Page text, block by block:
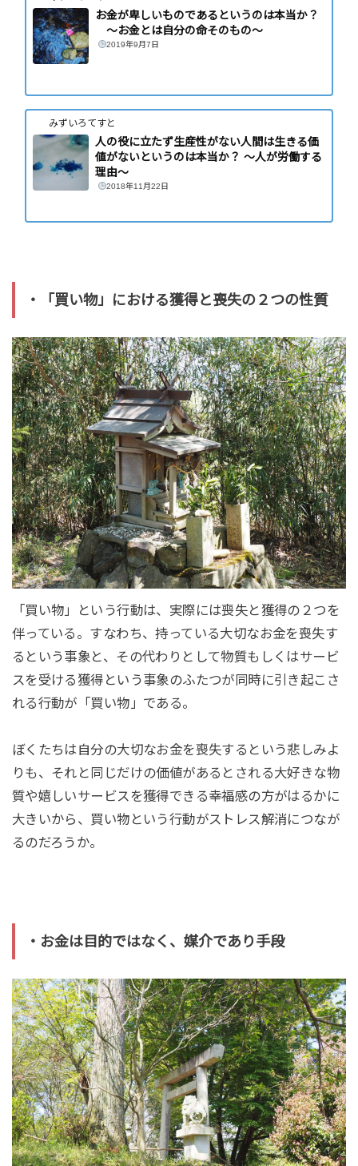
お金が卑しいものであるというのは本当か？
〜お金とは自分の命そのもの〜
2019年9月7日
みずいろてすと
人の役に立たず生産性がない人間は生きる価
値がないというのは本当か？ 〜人が労働する
理由〜
2018年11月22日
・「買い物」における獲得と喪失の２つの性質
「買い物」という行動は、実際には喪失と獲得の２つを
伴っている。すなわち、持っている大切なお金を喪失す
るという事象と、その代わりとして物質もしくはサービ
スを受ける獲得という事象のふたつが同時に引き起こさ
れる行動が「買い物」である。
ぼくたちは自分の大切なお金を喪失するという悲しみよ
りも、それと同じだけの価値があるとされる大好きな物
質や嬉しいサービスを獲得できる幸福感の方がはるかに
大きいから、買い物という行動がストレス解消につなが
るのだろうか。
・お金は目的ではなく、媒介であり手段